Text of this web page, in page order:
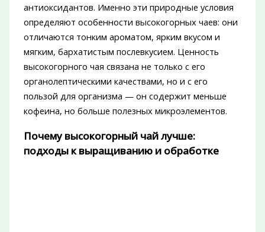
антиоксидантов. Именно эти природные условия
определяют особенности высокогорных чаев: они
отличаются тонким ароматом, ярким вкусом и
мягким, бархатистым послевкусием. Ценность
высокогорного чая связана не только с его
органолептическими качествами, но и с его
пользой для организма — он содержит меньше
кофеина, но больше полезных микроэлементов.
Почему высокогорный чай лучше:
подходы к выращиванию и обработке